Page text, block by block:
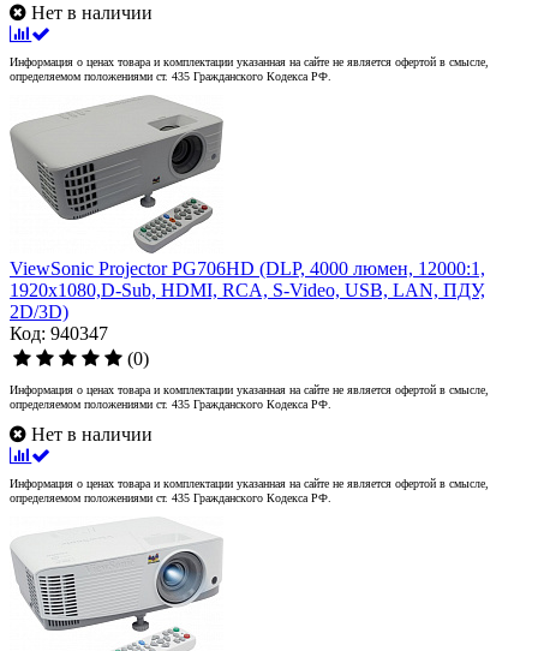
Нет в наличии
Информация о ценах товара и комплектации указанная на сайте не является офертой в смысле,
определяемом положениями ст. 435 Гражданского Кодекса РФ.
ViewSonic Projector PG706HD (DLP, 4000 люмен, 12000:1,
1920x1080,D-Sub, HDMI, RCA, S-Video, USB, LAN, ПДУ,
2D/3D)
Код: 940347
(0)
Информация о ценах товара и комплектации указанная на сайте не является офертой в смысле,
определяемом положениями ст. 435 Гражданского Кодекса РФ.
Нет в наличии
Информация о ценах товара и комплектации указанная на сайте не является офертой в смысле,
определяемом положениями ст. 435 Гражданского Кодекса РФ.